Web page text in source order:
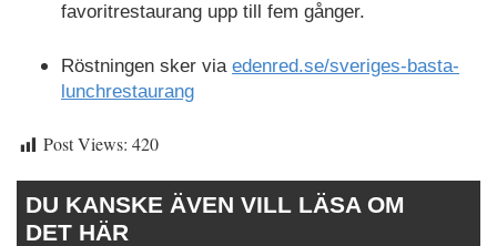
favoritrestaurang upp till fem gånger.
Röstningen sker via edenred.se/sveriges-basta-
lunchrestaurang
Post Views: 420
DU KANSKE ÄVEN VILL LÄSA OM
DET HÄR